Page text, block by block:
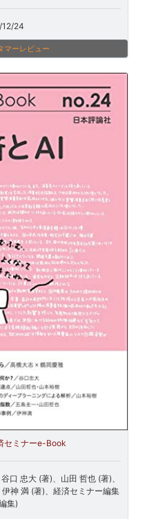
24
マーレビュー
セミナーe-Book
口 忠大 (著)、山田 哲也 (著)、
神 満 (著)、経済セミナー編集
集)